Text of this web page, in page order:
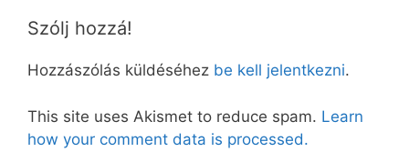
Szólj hozzá!
Hozzászólás küldéséhez be kell jelentkezni.
This site uses Akismet to reduce spam. Learn
how your comment data is processed.